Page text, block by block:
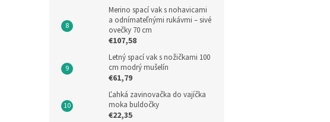
Merino spací vak s nohavicami
a odnímateľnými rukávmi – sivé
ovečky 70 cm
€107,58
Letný spací vak s nožičkami 100
cm modrý mušelín
€61,79
Ľahká zavinovačka do vajíčka
moka buldočky
€22,35